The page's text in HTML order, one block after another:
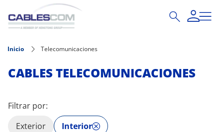
Pasar al contenido principal
Inicio Telecomunicaciones
CABLES TELECOMUNICACIONES
Filtrar por:
Exterior
Interior